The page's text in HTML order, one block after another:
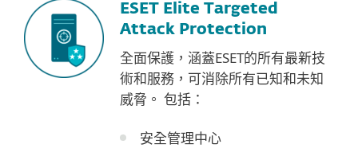
ESET Elite Targeted
Attack Protection
全面保護，涵蓋ESET的所有最新技
術和服務，可消除所有已知和未知
威脅。 包括：
安全管理中心